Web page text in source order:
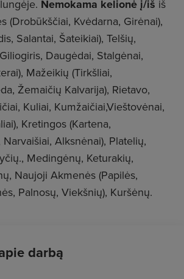
Nemokama kelionė į/iš iš
(Drobūkščiai, Kvėdarna, Girėnai),
Salantai, Šateikiai), Telšių,
Daugėdai, Stalgėnai,
Mažeikių (Tirkšliai,
Žemaičių Kalvarija), Rietavo,
Kuliai, Kumžaičiai,Vieštovėnai,
Kretingos (Kartena,
Alksnėnai), Platelių,
Medingėnų, Keturakių,
Naujoji Akmenės (Papilės,
Palnosų, Viekšnių), Kuršėnų.
darbą